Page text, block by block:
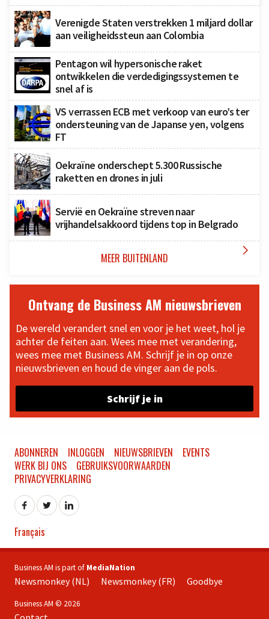
Verenigde Staten verstrekken 1 miljard dollar
aan veiligheidssteun aan Colombia
Pentagon wil hypersonische raket
ontwikkelen die verdedigingssystemen te
snel af is
VS verrassen ECB met verkoop van euro’s ter
ondersteuning van de Japanse yen, volgens
FT
Oekraïne onderschept 5.300 Russische
raketten en drones in juli
Servië en Oekraïne streven naar
vrijhandelsakkoord tijdens top in Belgrado
MEER BUITENLAND 
Ontvang de Business AM nieuwsbrieven
De wereld verandert snel en voor je het weet, hol je
achter de feiten aan. Wees mee met verandering,
wees mee met Business AM. Schrijf je in op onze
nieuwsbrieven en houd de vinger aan de pols.
Schrijf je in
ABONNEREN INLOGGEN NIEUWSBRIEVEN
EVENTS
WERK BIJ ONS
GEBRUIKSVOORWAARDEN
PRIVACYVERKLARING
Français
Business AM is part of MediaNation
Newsmonkey (NL) Newsmonkey (FR) Goodbye
Business AM © 2026